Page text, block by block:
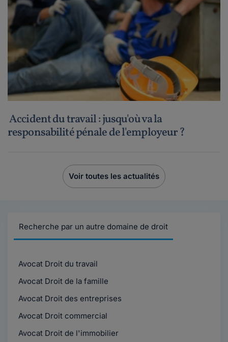
Accident du travail : jusqu'où va la
responsabilité pénale de l'employeur ?
Voir toutes les actualités
Recherche par un autre domaine de droit
Avocat Droit du travail
Avocat Droit de la famille
Avocat Droit des entreprises
Avocat Droit commercial
Avocat Droit de l'immobilier